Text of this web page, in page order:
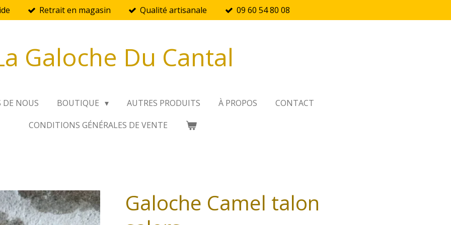
Retrait en magasin Qualité artisanale 09 60 54 80 08
Galoche Du Cantal
DE NOUS BOUTIQUE AUTRES PRODUITS À PROPOS
CONTACT
CONDITIONS GÉNÉRALES DE VENTE
Galoche Camel talon